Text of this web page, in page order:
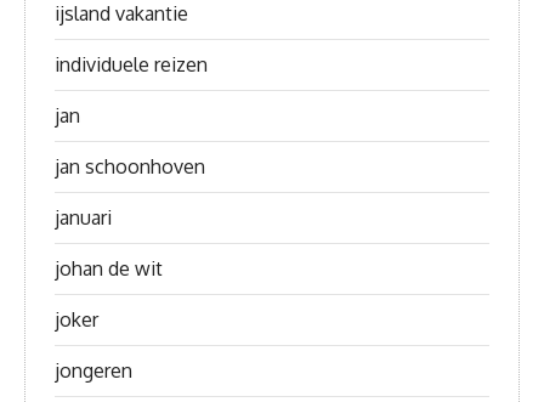
ijsland vakantie
individuele reizen
jan
jan schoonhoven
januari
johan de wit
joker
jongeren